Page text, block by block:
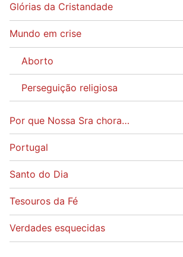
Glórias da Cristandade
Mundo em crise
Aborto
Perseguição religiosa
Por que Nossa Sra chora…
Portugal
Santo do Dia
Tesouros da Fé
Verdades esquecidas